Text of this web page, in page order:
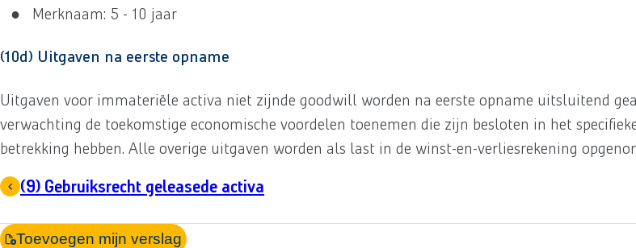
Merknaam: 5 - 10 jaar
(10d) Uitgaven na eerste opname
Uitgaven voor immateriële activa niet zijnde goodwill worden na eerste opname uitsluitend
verwachting de toekomstige economische voordelen toenemen die zijn besloten in het
betrekking hebben. Alle overige uitgaven worden als last in de winst-en-verliesrekening
(9) Gebruiksrecht geleasede activa
Toevoegen mijn verslag